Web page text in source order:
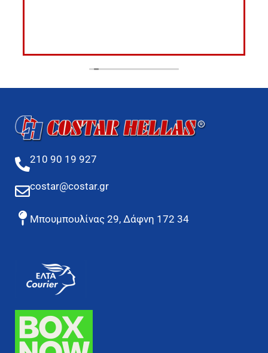
210 90 19 927
costar@costar.gr
Μπουμπουλίνας 29, Δάφνη 172 34